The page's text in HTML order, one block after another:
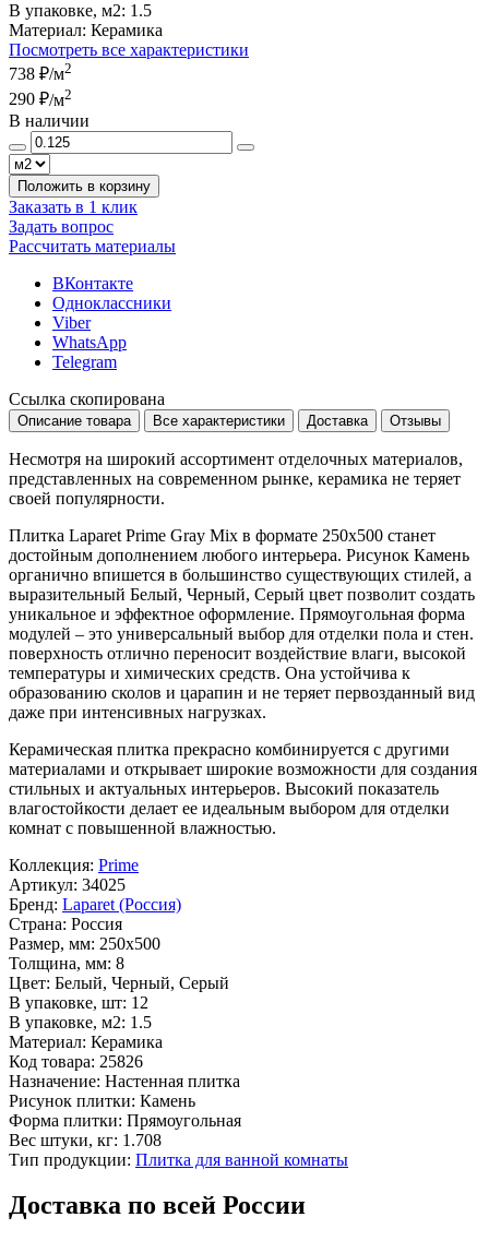
В упаковке, м2: 1.5
Материал: Керамика
Посмотреть все характеристики
738 ₽/м2
290 ₽/м2
В наличии
Положить в корзину
Заказать в 1 клик
Задать вопрос
Рассчитать материалы
ВКонтакте
Одноклассники
Viber
WhatsApp
Telegram
Ссылка скопирована
Описание товара Все характеристики Доставка Отзывы
Несмотря на широкий ассортимент отделочных материалов,
представленных на современном рынке, керамика не теряет
своей популярности.
Плитка Laparet Prime Gray Mix в формате 250x500 станет
достойным дополнением любого интерьера. Рисунок Камень
органично впишется в большинство существующих стилей, а
выразительный Белый, Черный, Серый цвет позволит создать
уникальное и эффектное оформление. Прямоугольная форма
модулей – это универсальный выбор для отделки пола и стен.
поверхность отлично переносит воздействие влаги, высокой
температуры и химических средств. Она устойчива к
образованию сколов и царапин и не теряет первозданный вид
даже при интенсивных нагрузках.
Керамическая плитка прекрасно комбинируется с другими
материалами и открывает широкие возможности для создания
стильных и актуальных интерьеров. Высокий показатель
влагостойкости делает ее идеальным выбором для отделки
комнат с повышенной влажностью.
Коллекция: Prime
Артикул: 34025
Бренд: Laparet (Россия)
Страна: Россия
Размер, мм: 250x500
Толщина, мм: 8
Цвет: Белый, Черный, Серый
В упаковке, шт: 12
В упаковке, м2: 1.5
Материал: Керамика
Код товара: 25826
Назначение: Настенная плитка
Рисунок плитки: Камень
Форма плитки: Прямоугольная
Вес штуки, кг: 1.708
Тип продукции: Плитка для ванной комнаты
Доставка по всей России